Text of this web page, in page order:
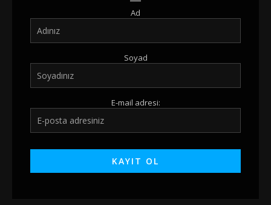
Ad
Soyad
E-mail adresi: